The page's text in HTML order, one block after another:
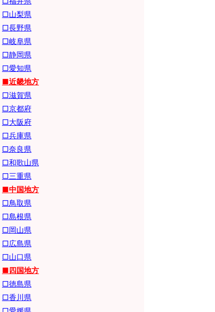
□山梨県
□長野県
□岐阜県
□静岡県
□愛知県
■近畿地方
□滋賀県
□京都府
□大阪府
□兵庫県
□奈良県
□和歌山県
□三重県
■中国地方
□鳥取県
□島根県
□岡山県
□広島県
□山口県
■四国地方
□徳島県
□香川県